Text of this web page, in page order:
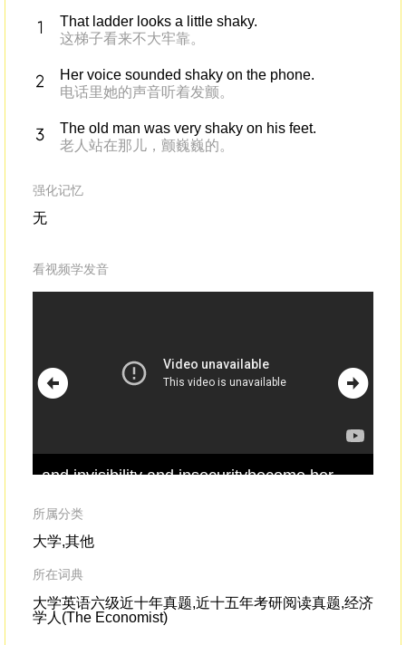
That ladder looks a little shaky.
这梯子看来不大牢靠。
Her voice sounded shaky on the phone.
电话里她的声音听着发颤。
The old man was very shaky on his feet.
老人站在那儿，颤巍巍的。
强化记忆
无
看视频学发音
and invisibility and insecuritybecome her
Chup.
所属分类
大学,其他
所在词典
大学英语六级近十年真题,近十五年考研阅读真题,经济
学人(The Economist)